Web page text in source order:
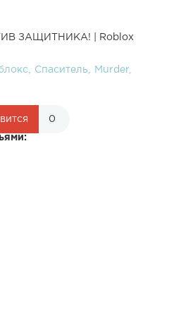
ЗАЩИТНИКА! | Roblox
Спаситель
Murder
0